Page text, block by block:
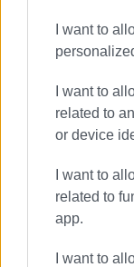
I want to
I want to
related to
or device
I want to
related to
app.
I want to